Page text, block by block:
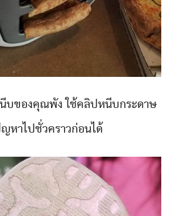
นีบของคุณพัง ใช้คลิปหนีบกระดาษ
หาไปชั่วคราวก่อนได้